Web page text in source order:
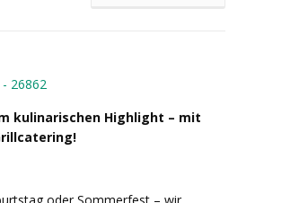
- 26862
kulinarischen Highlight – mit